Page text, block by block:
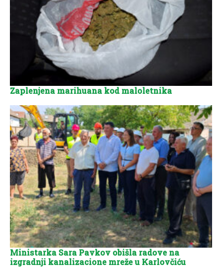
Zaplenjena marihuana kod maloletnika
Ministarka Sara Pavkov obišla radove na
izgradnji kanalizacione mreže u Karlovčiću